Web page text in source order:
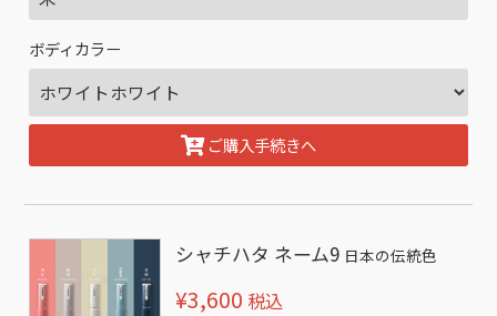
ボディカラー
ご購入手続きへ
シャチハタ ネーム9 日本の伝統色
¥3,600 税込